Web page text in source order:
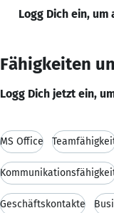
Logg Dich ein,
Fähigkeiten
Logg Dich jetzt ein,
MS Office
Geschäftskontakte